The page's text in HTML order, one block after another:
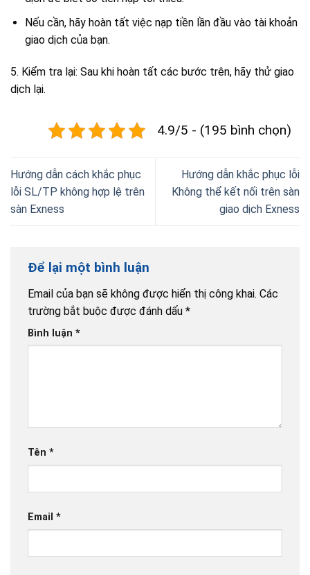
Nếu cần, hãy hoàn tất việc nạp tiền lần đầu vào tài khoản
giao dịch của bạn.
5. Kiểm tra lại: Sau khi hoàn tất các bước trên, hãy thử giao
dịch lại.
4.9/5 - (195 bình chọn)
Hướng dẫn cách khắc phục
lỗi SL/TP không hợp lệ trên
sàn Exness
Hướng dẫn khắc phục lỗi
Không thể kết nối trên sàn
giao dịch Exness
Để lại một bình luận
Email của bạn sẽ không được hiển thị công khai. Các
trường bắt buộc được đánh dấu *
Bình luận *
Tên *
Email *